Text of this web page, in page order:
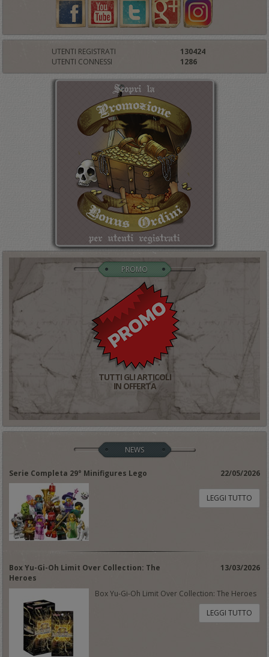
UTENTI REGISTRATI
130424
UTENTI CONNESSI
1286
PROMO
TUTTI GLI ARTICOLI
IN OFFERTA
NEWS
Serie Completa 29° Minifigures Lego 22/05/2026
LEGGI TUTTO
Box Yu-Gi-Oh Limit Over Collection: The
Heroes
13/03/2026
Box Yu-Gi-Oh Limit Over Collection: The Heroes
LEGGI TUTTO